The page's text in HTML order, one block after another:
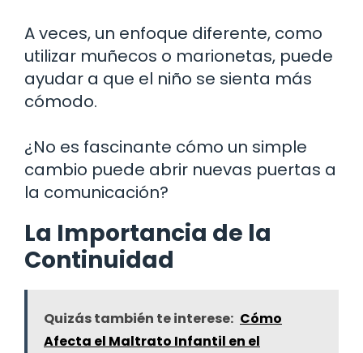
A veces, un enfoque diferente, como
utilizar muñecos o marionetas, puede
ayudar a que el niño se sienta más
cómodo.
¿No es fascinante cómo un simple
cambio puede abrir nuevas puertas a
la comunicación?
La Importancia de la
Continuidad
Quizás también te interese: Cómo
Afecta el Maltrato Infantil en el